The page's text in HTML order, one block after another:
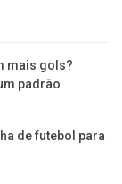
mais gols?
padrão
de futebol para